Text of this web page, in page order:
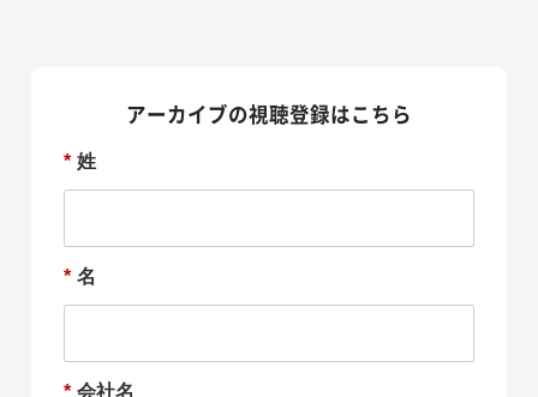
アーカイブの視聴登録はこちら
* 姓
* 名
* 会社名